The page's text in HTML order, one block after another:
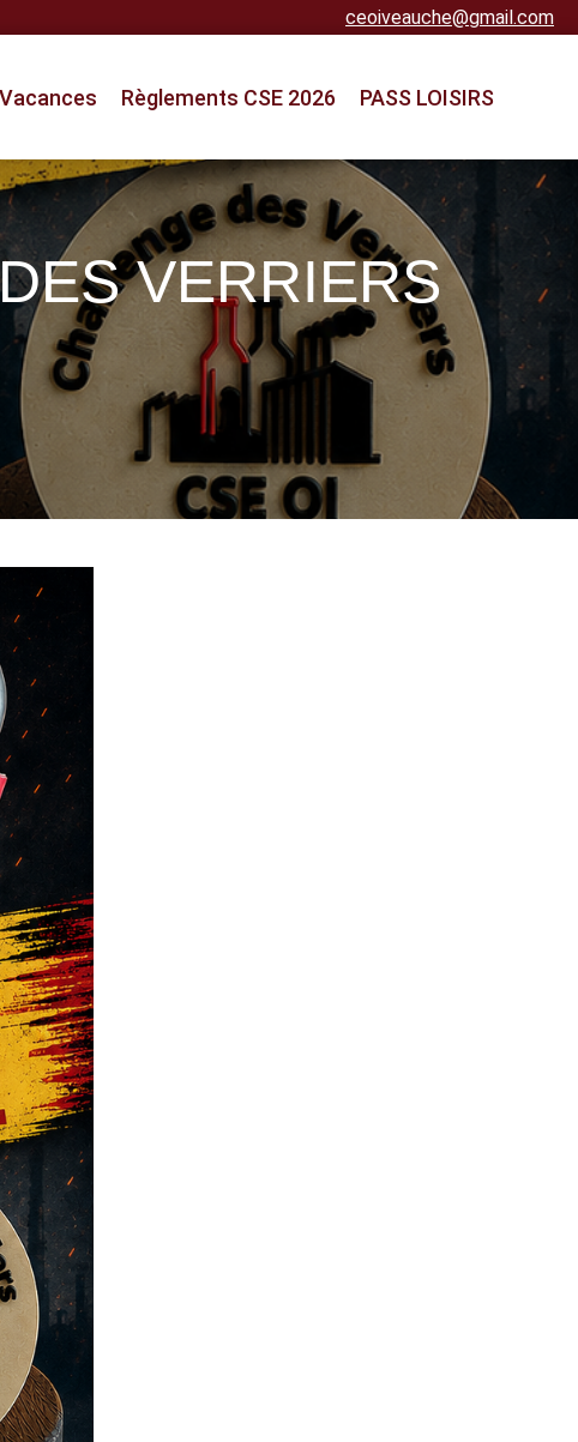
ceoiveauche@gmail.com
Vacances Règlements CSE 2026 PASS LOISIRS
VERRIERS